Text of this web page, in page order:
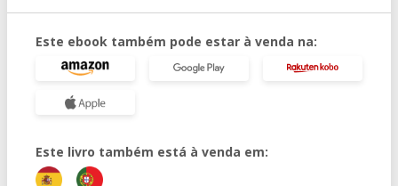
Este ebook também pode estar à venda na:
Este livro também está à venda em: